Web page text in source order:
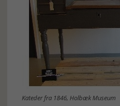
Kateder fra 1846, Holbæk Museum